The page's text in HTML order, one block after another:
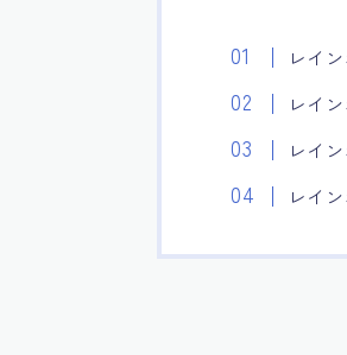
レイ
レイ
レイ
レイ